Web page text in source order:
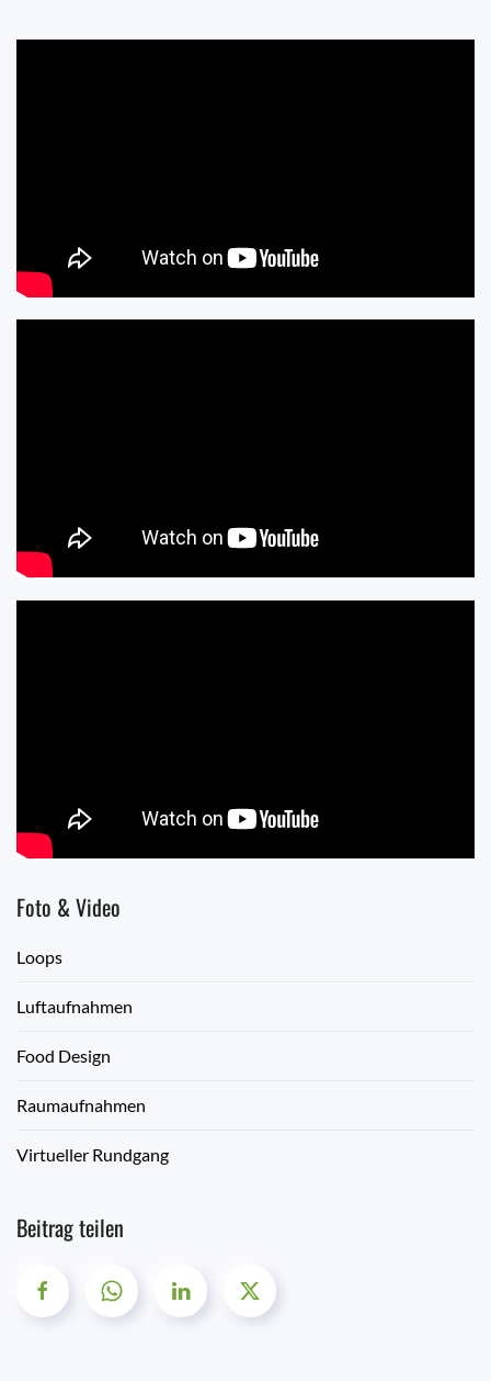
Foto & Video
Loops
Luftaufnahmen
Food Design
Raumaufnahmen
Virtueller Rundgang
Beitrag teilen